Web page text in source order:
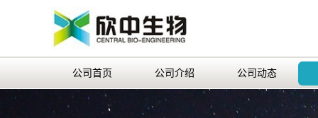
公司首页 公司介绍 公司动态